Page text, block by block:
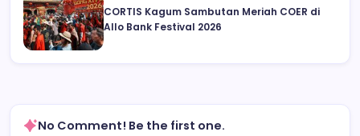
CORTIS Kagum Sambutan Meriah COER di
Allo Bank Festival 2026
No Comment! Be the first one.